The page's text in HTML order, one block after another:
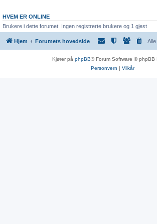
HVEM ER ONLINE
Brukere i dette forumet: Ingen registrerte brukere og 1 gjest
Hjem Forumets hovedside
Kjører på phpBB® Forum Software © phpBB
Personvern | Vilkår